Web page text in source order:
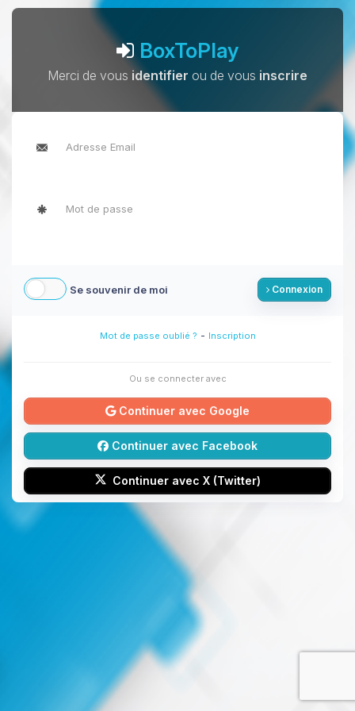
BoxToPlay
Merci de vous identifier ou de vous inscrire
Se souvenir de moi Connexion
Mot de passe oublié ? - Inscription
Ou se connecter avec
Continuer avec Google
Continuer avec Facebook
Continuer avec X (Twitter)